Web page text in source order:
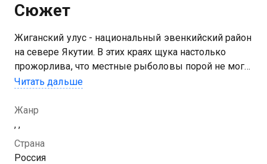
Сюжет
Жиганский улус - национальный эвенкийский район
на севере Якутии. В этих краях щука настолько
прожорлива, что местные рыболовы порой не могут
увезти свой улов со льда. Ведущему программы
щука Жиганского улуса вы можете совершенно
бесплатно в хорошем HD качестве на Казахтелеком
Читать дальше
Жанр
, ,
Страна
Россия